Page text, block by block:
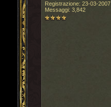
Registrazione: 23-03-2007
Messaggi: 3,842